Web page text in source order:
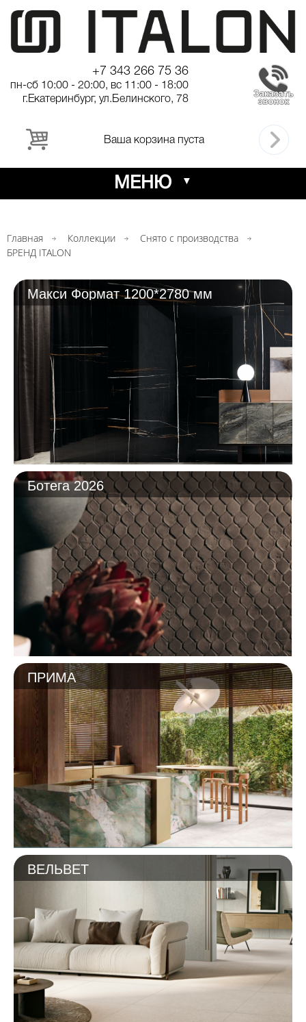
+7 343 266 75 36
пн-сб 10:00 - 20:00, вс 11:00 - 18:00
г.Екатеринбург, ул.Белинского, 78
Ваша корзина пуста
МЕНЮ
Главная Коллекции
Снято с производства
БРЕНД ITALON
Макси Формат 1200*2780 мм
Ботега 2026
ПРИМА
ВЕЛЬВЕТ